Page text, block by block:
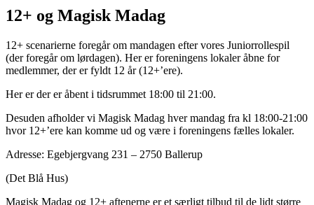
12+ og Magisk Madag
12+ scenarierne foregår om mandagen efter vores Juniorrollespil
(der foregår om lørdagen). Her er foreningens lokaler åbne for
medlemmer, der er fyldt 12 år (12+’ere).
Her er der er åbent i tidsrummet 18:00 til 21:00.
Desuden afholder vi Magisk Madag hver mandag fra kl 18:00-21:00
hvor 12+’ere kan komme ud og være i foreningens fælles lokaler.
Adresse: Egebjergvang 231 – 2750 Ballerup
(Det Blå Hus)
Magisk Madag og 12+ aftenerne er et særligt tilbud til de lidt større